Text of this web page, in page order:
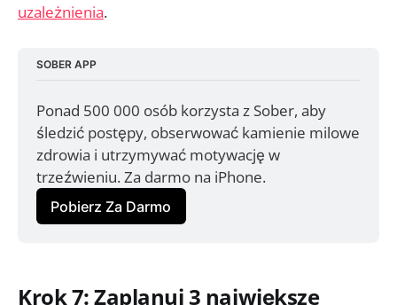
uzależnienia.
SOBER APP
Ponad 500 000 osób korzysta z Sober, aby
śledzić postępy, obserwować kamienie milowe
zdrowia i utrzymywać motywację w
trzeźwieniu. Za darmo na iPhone.
Pobierz Za Darmo
Krok 7: Zaplanuj 3 największe